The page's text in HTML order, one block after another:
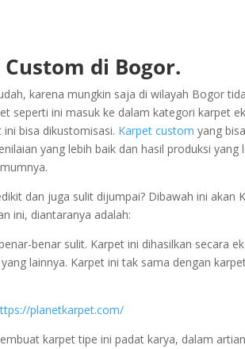
di Bogor.
karena mungkin saja di wilayah Bogor
seperti ini masuk ke dalam kategori karpet
bisa dikustomisasi. Karpet custom yang
yang lebih baik dan hasil produksi yang
dan juga sulit dijumpai? Dibawah ini akan
ini, diantaranya adalah:
benar sulit. Karpet ini dihasilkan secara
lainnya. Karpet ini tak sama dengan
planetkarpet.com/
karpet tipe ini padat karya, dalam